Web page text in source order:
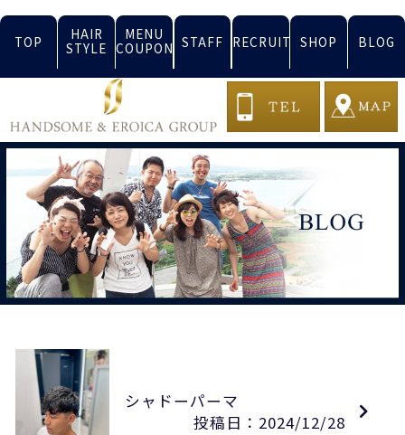
TOP
HAIR
STYLE
MENU
COUPON STAFF RECRUIT SHOP BLOG
シャドーパーマ
投稿日：2024/12/28